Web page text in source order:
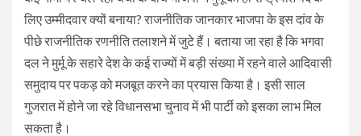
लिए उम्मीदवार क्यों बनाया? राजनीतिक जानकार भाजपा के इस दांव के
पीछे राजनीतिक रणनीति तलाशने में जुटे हैं। बताया जा रहा है कि भगवा
दल ने मुर्मू के सहारे देश के कई राज्यों में बड़ी संख्या में रहने वाले आदिवासी
समुदाय पर पकड़ को मजबूत करने का प्रयास किया है। इसी साल
गुजरात में होने जा रहे विधानसभा चुनाव में भी पार्टी को इसका लाभ मिल
सकता है।